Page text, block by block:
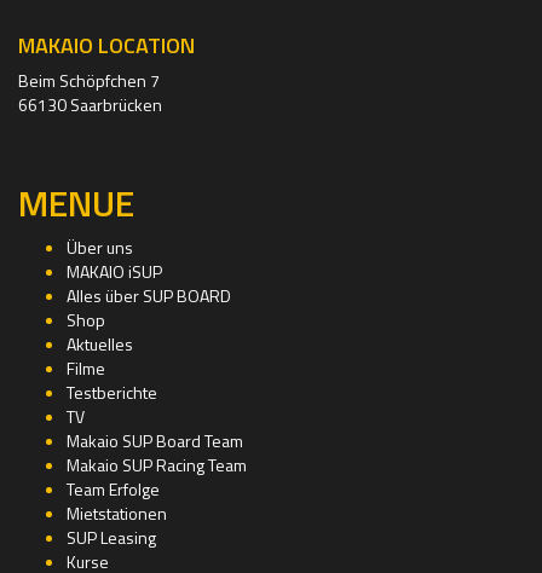
MAKAIO LOCATION
Beim Schöpfchen 7
66130 Saarbrücken
MENUE
Über uns
MAKAIO iSUP
Alles über SUP BOARD
Shop
Aktuelles
Filme
Testberichte
TV
Makaio SUP Board Team
Makaio SUP Racing Team
Team Erfolge
Mietstationen
SUP Leasing
Kurse